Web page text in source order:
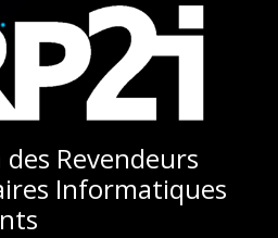
Revendeurs
Informatiques